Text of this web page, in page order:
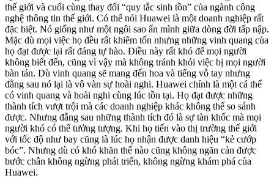
thế giới và cuối cùng thay đổi “quy tắc sinh tồn” của ngành công
nghệ thông tin thế giới. Có thể nói Huawei là một doanh nghiệp rất
đặc biệt. Nó giống như một ngôi sao ẩn mình giữa dòng đời tấp nập.
Mặc dù mọi việc họ đều rất khiêm tốn nhưng những vinh quang của
họ đạt được lại rất đáng tự hào. Điều này rất khó để mọi người
không biết đến, cũng vì vậy mà không tránh khỏi việc bị mọi người
bàn tán. Dù vinh quang sẽ mang đến hoa và tiếng vỗ tay nhưng
đằng sau nó lại là vô vàn sự hoài nghi. Huawei chính là một cá thể
có vinh quang và hoài nghi cùng lúc tồn tại. Họ đạt được những
thành tích vượt trội mà các doanh nghiệp khác không thể so sánh
được. Nhưng đằng sau những thành tích đó là sự tàn khốc mà mọi
người khó có thể tưởng tượng. Khi họ tiến vào thị trường thế giới
với tốc độ như bay cũng là lúc họ nhận được danh hiệu “kẻ cướp
bóc”. Nhưng dù có khó khăn thế nào cũng không ngăn cản được
bước chân không ngừng phát triển, không ngừng khám phá của
Huawei.